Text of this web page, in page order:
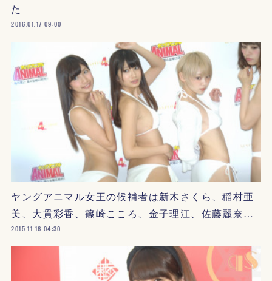
た
2016.01.17 09:00
ヤングアニマル女王の候補者は新木さくら、稲村亜
美、大貫彩香、篠崎こころ、金子理江、佐藤麗奈…
2015.11.16 04:30